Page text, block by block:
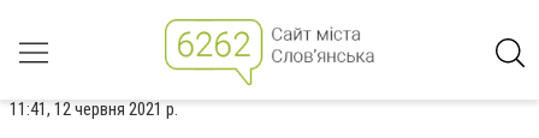
11:41, 12 червня 2021 р.